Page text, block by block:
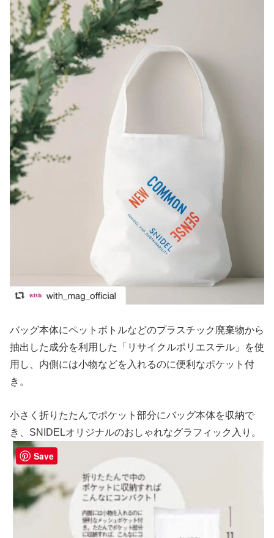
バッグ本体にペットボトルなどのプラスチック廃棄物から
抽出した成分を利用した「リサイクルポリエステル」を使
用し、内側には小物などを入れるのに便利なポケット付
き。
小さく折りたたんでポケット部分にバッグ本体を収納で
き、SNIDELオリジナルのおしゃれなグラフィック入り。
Save